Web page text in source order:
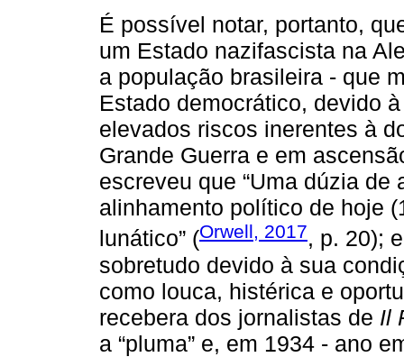
É possível notar, portanto,
um Estado nazifascista na
a população brasileira - que
Estado democrático, devido
elevados riscos inerentes à
Grande Guerra e em
escreveu que “Uma dúzia
alinhamento político de hoje
lunático” (Orwell, 2017, p. 20);
sobretudo devido à sua
como louca, histérica e
recebera dos jornalistas de Il
a “pluma” e, em 1934 - ano